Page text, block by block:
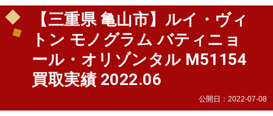
ル M51154 買取実績 2022.06
【三重県 亀山市】ルイ・ヴィ
トン モノグラム バティニョ
ール・オリゾンタル M51154
買取実績 2022.06
公開日： 2022-07-08